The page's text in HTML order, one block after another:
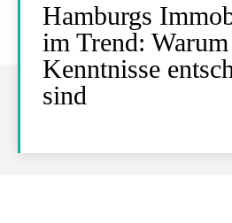
Hamburgs
im Trend:
Kenntnisse
sind